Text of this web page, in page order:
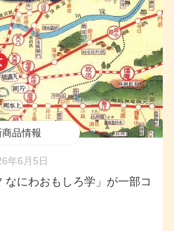
商品情報
年6月5日
なにわおもしろ学」が一部コ